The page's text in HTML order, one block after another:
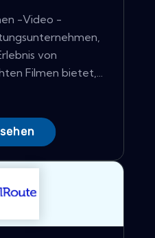
-Video -
von
Filmen bietet,...